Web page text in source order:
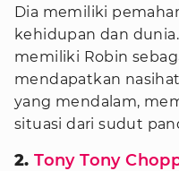
Dia memiliki
kehidupan dan
memiliki Robin
mendapatkan
yang mendalam,
situasi dari sudut
2.Tony Tony